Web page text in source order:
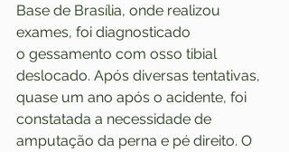
Base de Brasília, onde realizou
exames, foi diagnosticado
o gessamento com osso tibial
deslocado. Após diversas tentativas,
quase um ano após o acidente, foi
constatada a necessidade de
amputação da perna e pé direito. O